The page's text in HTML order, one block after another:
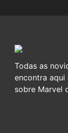
Todas as
encontra
sobre Marvel